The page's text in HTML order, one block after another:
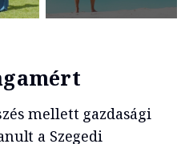
mellett gazdasági
a Szegedi